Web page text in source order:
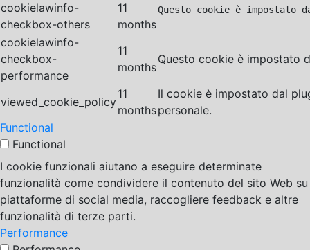
cookielawinfo-
checkbox-others
11
months
Questo cookie è
cookielawinfo-
checkbox-
performance
11
months
Questo cookie è impostato
viewed_cookie_policy
11
months
Il cookie è impostato dal
personale.
Functional
Functional
I cookie funzionali aiutano a eseguire determinate
funzionalità come condividere il contenuto del sito Web su
piattaforme di social media, raccogliere feedback e altre
funzionalità di terze parti.
Performance